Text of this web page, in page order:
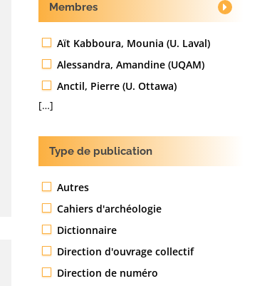
Membres
Aït Kabboura, Mounia (U. Laval)
Alessandra, Amandine (UQAM)
Anctil, Pierre (U. Ottawa)
[…]
Type de publication
Autres
Cahiers d'archéologie
Dictionnaire
Direction d'ouvrage collectif
Direction de numéro